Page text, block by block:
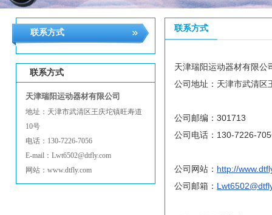
联系方式
联系方式
天津瑞阳运动器材有限公司
地址：天津市武清区王庆坨镇旺寿道
10号
电话：130-7226-7056
E-mail：Lwt6502@dtfly.com
网站：www.dtfly.com
联系方式
天津瑞阳运动器材有限公
公司地址：天津市武清区
公司邮编：301713
公司电话：130-7226-
公司网站： http://
公司邮箱：